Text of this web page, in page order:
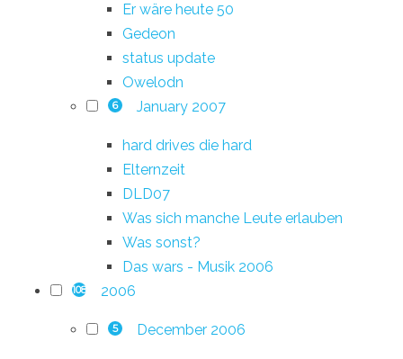
Er wäre heute 50
Gedeon
status update
Owelodn
6 January 2007
hard drives die hard
Elternzeit
DLD07
Was sich manche Leute erlauben
Was sonst?
Das wars - Musik 2006
108 2006
5 December 2006